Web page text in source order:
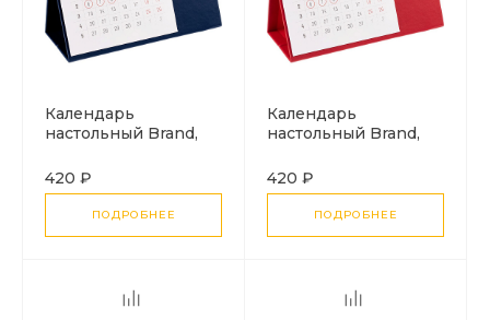
Календарь
настольный Brand,
420 ₽
ПОДРОБНЕЕ
Календарь
настольный Brand,
420 ₽
ПОДРОБНЕЕ